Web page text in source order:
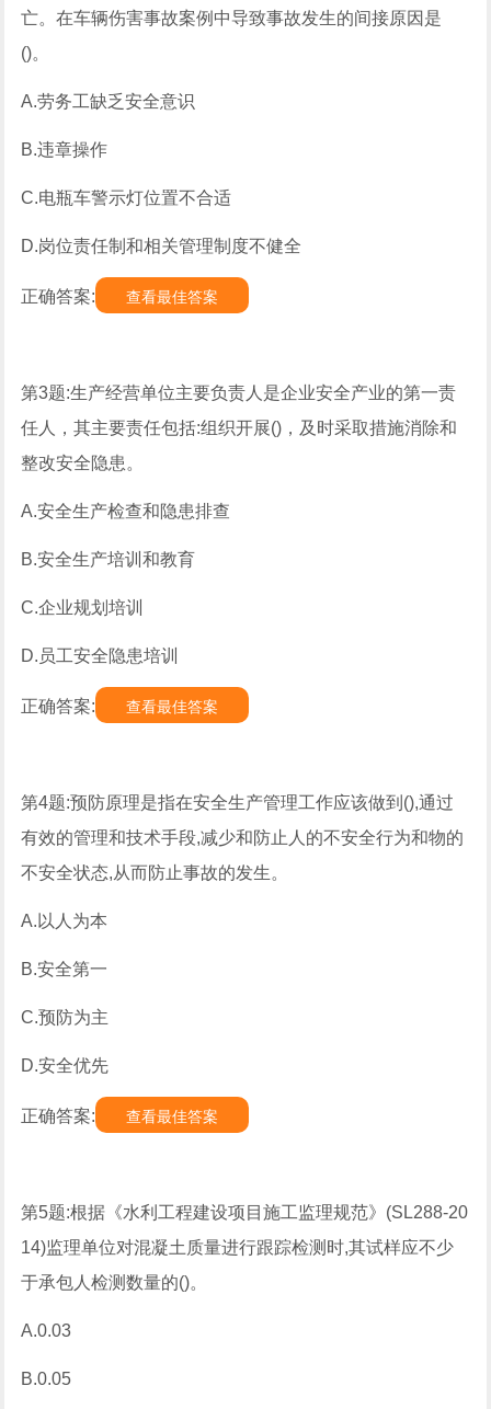
亡。在车辆伤害事故案例中导致事故发生的间接原因是
()。
A.劳务工缺乏安全意识
B.违章操作
C.电瓶车警示灯位置不合适
D.岗位责任制和相关管理制度不健全
正确答案: 查看最佳答案
第3题:生产经营单位主要负责人是企业安全产业的第一责
任人，其主要责任包括:组织开展()，及时采取措施消除和
整改安全隐患。
A.安全生产检查和隐患排查
B.安全生产培训和教育
C.企业规划培训
D.员工安全隐患培训
正确答案: 查看最佳答案
第4题:预防原理是指在安全生产管理工作应该做到(),通过
有效的管理和技术手段,减少和防止人的不安全行为和物的
不安全状态,从而防止事故的发生。
A.以人为本
B.安全第一
C.预防为主
D.安全优先
正确答案: 查看最佳答案
第5题:根据《水利工程建设项目施工监理规范》(SL288-20
14)监理单位对混凝土质量进行跟踪检测时,其试样应不少
于承包人检测数量的()。
A.0.03
B.0.05